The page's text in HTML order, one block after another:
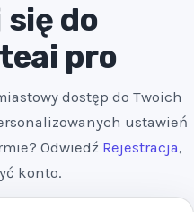
do
pro
dostęp do Twoich
ustawień
Odwiedź Rejestracja,
konto.